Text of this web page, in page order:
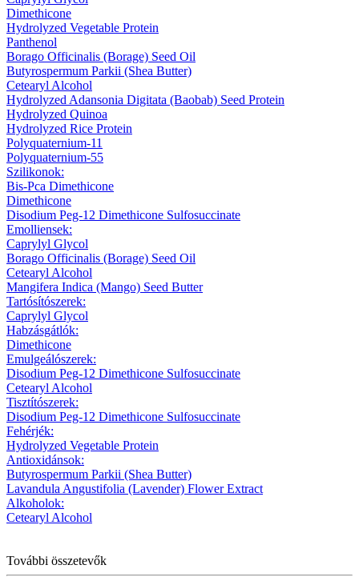
Dimethicone
Hydrolyzed Vegetable Protein
Panthenol
Borago Officinalis (Borage) Seed Oil
Butyrospermum Parkii (Shea Butter)
Cetearyl Alcohol
Hydrolyzed Adansonia Digitata (Baobab) Seed Protein
Hydrolyzed Quinoa
Hydrolyzed Rice Protein
Polyquaternium-11
Polyquaternium-55
Szilikonok:
Bis-Pca Dimethicone
Dimethicone
Disodium Peg-12 Dimethicone Sulfosuccinate
Emolliensek:
Caprylyl Glycol
Borago Officinalis (Borage) Seed Oil
Cetearyl Alcohol
Mangifera Indica (Mango) Seed Butter
Tartósítószerek:
Caprylyl Glycol
Habzásgátlók:
Dimethicone
Emulgeálószerek:
Disodium Peg-12 Dimethicone Sulfosuccinate
Cetearyl Alcohol
Tisztítószerek:
Disodium Peg-12 Dimethicone Sulfosuccinate
Fehérjék:
Hydrolyzed Vegetable Protein
Antioxidánsok:
Butyrospermum Parkii (Shea Butter)
Lavandula Angustifolia (Lavender) Flower Extract
Alkoholok:
Cetearyl Alcohol
További összetevők